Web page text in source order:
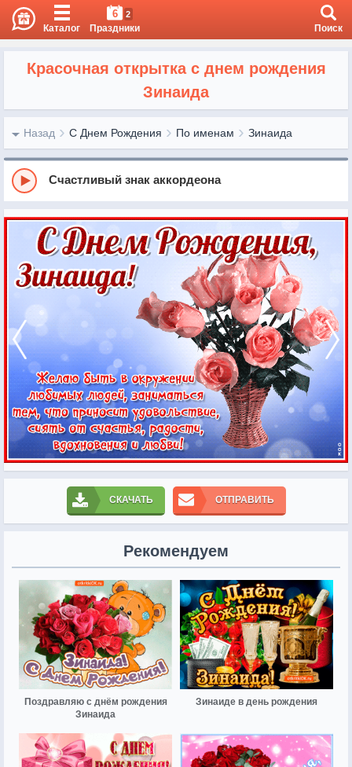
Каталог
6 2
Праздники Поиск
Красочная открытка с днем рождения
Зинаида
Назад С Днем Рождения По именам Зинаида
Счастливый знак аккордеона
СКАЧАТЬ ОТПРАВИТЬ
Рекомендуем
Поздравляю с днём рождения
Зинаида
Зинаиде в день рождения